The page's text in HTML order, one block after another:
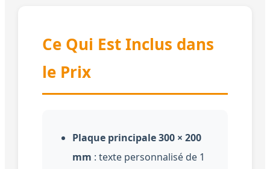
Ce Qui Est Inclus dans
le Prix
Plaque principale 300 × 200
mm : texte personnalisé de 1